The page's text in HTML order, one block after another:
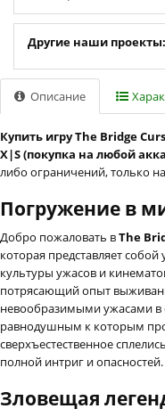
Другие наши проекты:
Описание
Купить игру The Bridge
X|S (покупка на любой
либо ограничений, только
Погружение в
Добро пожаловать вThe
которая представляет
культуры ужасов и
потрясающий опыт
невообразимыми ужасами в
равнодушным к которым
сверхъестественное
полной интриг и опасностей.
Зловещая